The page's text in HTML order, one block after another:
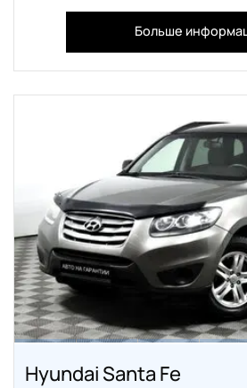
Больше
Hyundai Santa Fe